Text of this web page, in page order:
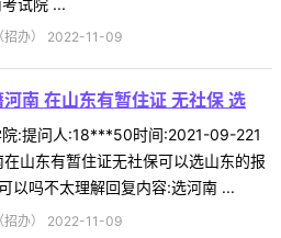
招办） 2022-11-09
南 在山东有暂住证 无社保 选
:提问人:18***50时间:2021-09-221
山东有暂住证无社保可以选山东的报
以吗不太理解回复内容:选河南 ...
招办） 2022-11-09